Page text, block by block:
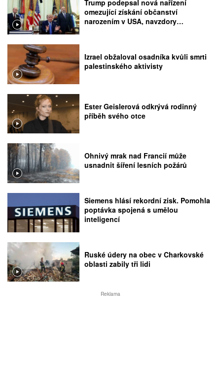
Trump podepsal nová nařízení
omezující získání občanství
narozením v USA, navzdory
Izrael obžaloval osadníka kvůli smrti
palestinského aktivisty
Ester Geislerová odkrývá rodinný
příběh svého otce
Ohnivý mrak nad Francií může
usnadnit šíření lesních požárů
Siemens hlásí rekordní zisk. Pomohla
poptávka spojená s umělou
inteligencí
Ruské údery na obec v Charkovské
oblasti zabily tři lidi
Reklama